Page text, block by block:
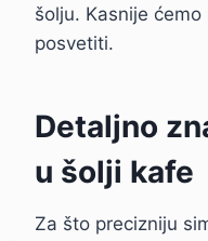
šolju. Kasnije
posvetiti.
Detaljno
u šolji kafe
Za što precizniju